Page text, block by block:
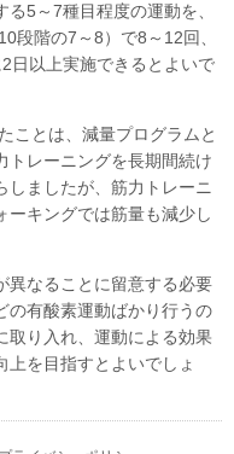
5～7種目程度の運動を、
段階の7～8）で8～12回、
日以上実施できるとよいで
ことは、減量プログラムと
トレーニングを長期間続け
しましたが、筋力トレーニ
ーキングでは筋量も減少し
異なることに留意する必要
の有酸素運動ばかり行うの
取り入れ、運動による効果
を目指すとよいでしょ